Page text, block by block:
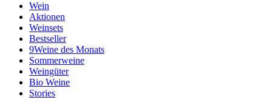
Wein
Aktionen
Weinsets
Bestseller
9Weine des Monats
Sommerweine
Weingüter
Bio Weine
Stories